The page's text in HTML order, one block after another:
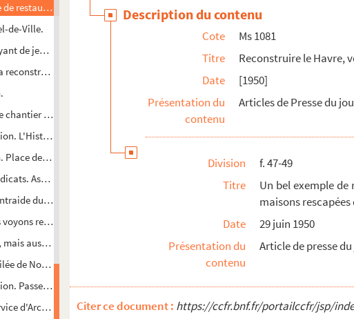
de restauration intelligente, "la Maison des Veuves", une des quatre vieilles
de-Ville.
de jeux d'enfants le buste de l'abbé Cochet a repris sa place.
reconstruction en Seine-Inférieure.
chantier de Graville, la rue Auguste-Blanqui, "la rue qui va à la gare" se
L'Histoire de l'îlot V39...
Place de l'Hôtel-de-Ville.
Association Syndicale de Reconstruction "Le Havre-Aplemont".
du Havre va disparaitre.
renaitre.
aussi créer des paysages citadins.
de Notre-Dame dans le chœur restauré qui, le 17 septembre, va être rendu au
Passer du provisoire au définitif nécessite parfois des astuces.
d'Architecture, poissonnerie reconstruction.
Description du contenu
Cote
Ms 1081
Titre
Reconstruire le Havre,
Date
[1950]
Présentation du
contenu
Articles de Presse du
Division
f. 47-49
Titre
Un bel exemple
maisons
Date
29 juin 1950
Présentation du
contenu
Article de presse
Citer ce document : https://ccfr.bnf.fr/portailccfr/jsp/